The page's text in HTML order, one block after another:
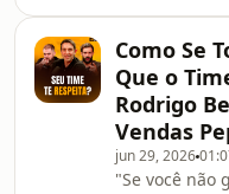
vender
gestores ain
fechar mais
e conheça o
Futuro:
https://
de-ia-
amanhã você
Como Se
Que o
Rodrigo
Vendas
jun 29, 2026
"Se você não